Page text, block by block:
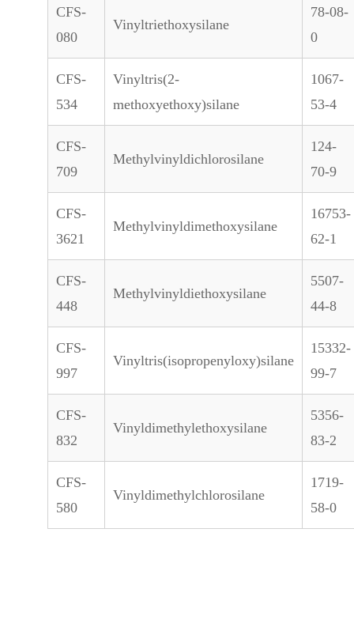
CFS-
080
Vinyltriethoxysilane
78-08-
0
CFS-
534
Vinyltris(2-
methoxyethoxy)silane
1067-
53-4
CFS-
709
Methylvinyldichlorosilane
124-
70-9
CFS-
3621
Methylvinyldimethoxysilane
16753-
62-1
CFS-
448
Methylvinyldiethoxysilane
5507-
44-8
CFS-
997
Vinyltris(isopropenyloxy)silane
15332-
99-7
CFS-
832
Vinyldimethylethoxysilane
5356-
83-2
CFS-
580
Vinyldimethylchlorosilane
1719-
58-0